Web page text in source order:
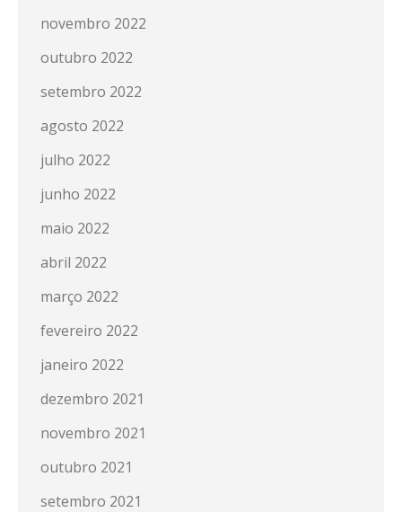
novembro 2022
outubro 2022
setembro 2022
agosto 2022
julho 2022
junho 2022
maio 2022
abril 2022
março 2022
fevereiro 2022
janeiro 2022
dezembro 2021
novembro 2021
outubro 2021
setembro 2021